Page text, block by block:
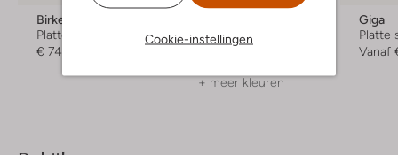
Cookie-instellingen
Birkenstock
Platte sandalen
€ 74,99
Platte sandalen
+ meer kleuren
Giga
Platte
Vanaf